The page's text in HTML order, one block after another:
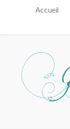
Accueil